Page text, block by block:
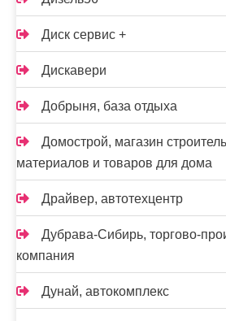
Диск сервис +
Дискавери
Добрыня, база отдыха
Домострой, магазин
материалов и товаров для дома
Драйвер, автотехцентр
Дубрава-Сибирь, торгово-
компания
Дунай, автокомплекс